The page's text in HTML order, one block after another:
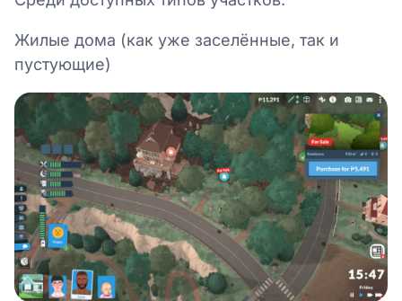
Жилые дома (как уже заселённые, так и
пустующие)